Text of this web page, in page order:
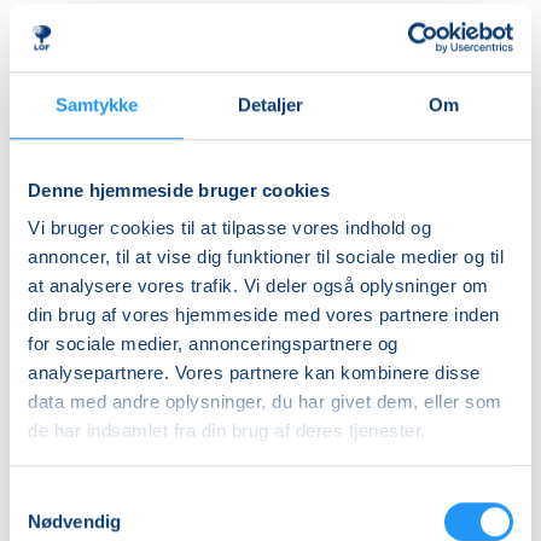
Samtykke Detaljer Om
Denne hjemmeside bruger cookies
Vi bruger cookies til at tilpasse vores indhold og
annoncer, til at vise dig funktioner til sociale medier og til
at analysere vores trafik. Vi deler også oplysninger om
din brug af vores hjemmeside med vores partnere inden
for sociale medier, annonceringspartnere og
analysepartnere. Vores partnere kan kombinere disse
data med andre oplysninger, du har givet dem, eller som
de har indsamlet fra din brug af deres tjenester.
Nødvendig
ALDERSINDDELINGEN ER VEJLEDENDE
Børn er forskellige og udvikler sig i forskellige tempi,
virker utryg ved vand, er det en god idé at tænke lidt
motorisk langt fremme, frisk på nye udfordringer og
måske endda allerede vandtilvænnet, kan det være
en god idé at tænke lidt opad i fht. aldersrammen.
Holdene er små, så der er god mulighed for at tage
individuelle hensyn undervejs.
BEMÆRK
Tilmeldingen gælder en voksen med et barn og det er
kun den voksne, der skal tilmeldes.
Ledig-KBH
Ledig-FRB
DKK 923,00
DKK 907,00
Studerende-FRB
DKK 923,00
Unge (18-25 år)-KBH
DKK 907,00
Info
903050